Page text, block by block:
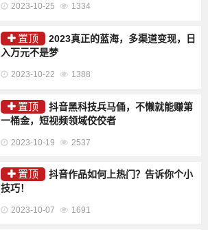
2023-10-25 1334
置顶
2023真正的蓝海，多渠道变现，日
入万元不是梦
2023-10-22 1388
置顶
抖音黑科技兵马俑，不懒就能赚第
一桶金，短视频领域佼佼者
2023-10-19 2537
置顶
抖音作品如何上热门？告诉你个小
技巧！
2023-10-07 1691